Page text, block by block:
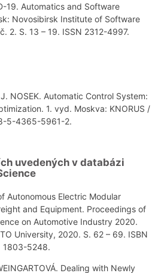
19. Automatics and Software
Novosibirsk Institute of Software
2. S. 13 – 19. ISSN 2312-4997.
NOSEK. Automatic Control System:
1. vyd. Moskva: KNORUS /
5-4365-5961-2.
uvedených v databázi
Autonomous Electric Modular
and Equipment. Proceedings of
on Automotive Industry 2020.
University, 2020. S. 62 – 69. ISBN
1803-5248.
Dealing with Newly